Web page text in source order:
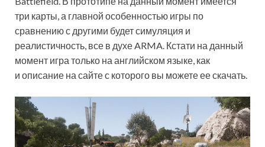
три карты, а главной особенностью игры по
сравнению с другими будет симуляция и
реалистичность, все в духе ARMA. Кстати на данный
момент игра только на английском языке, как
и описание на сайте с которого вы можете ее скачать.